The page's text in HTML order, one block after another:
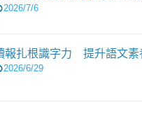
2026/7/6
報扎根識字力 提升語文素
2026/6/29